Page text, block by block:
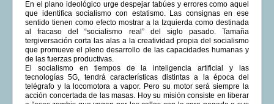
En el plano ideológico urge despejar tabúes y errores como aquel
que identifica socialismo con estatismo. Las consignas en ese
sentido tienen como efecto mostrar a la Izquierda como destinada
al fracaso del “socialismo real” del siglo pasado. Tamaña
tergiversación corta las alas a la creatividad propia del socialismo
que promueve el pleno desarrollo de las capacidades humanas y
de las fuerzas productivas.
El socialismo en tiempos de la inteligencia artificial y las
tecnologías 5G, tendrá características distintas a la época del
telégrafo y la locomotora a vapor. Pero su motor será siempre la
acción concertada de las masas. Hoy su misión consiste en liberar